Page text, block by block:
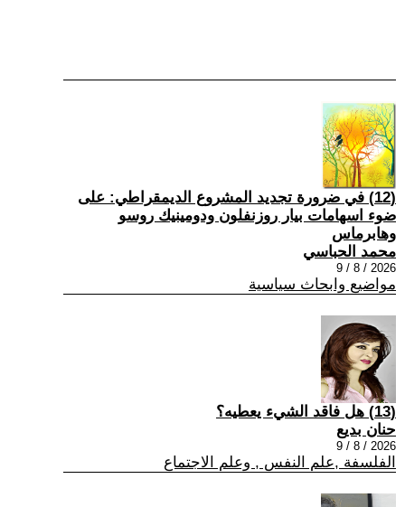
(12) في ضرورة تجديد المشروع الديمقراطي: على
ضوء اسهامات بيار روزنفلون ودومينيك روسو
وهابرماس
محمد الحباسي
2026 / 8 / 9
مواضيع وابحاث سياسية
(13) هل فاقد الشيء يعطيه؟
حنان بديع
2026 / 8 / 9
الفلسفة ,علم النفس , وعلم الاجتماع